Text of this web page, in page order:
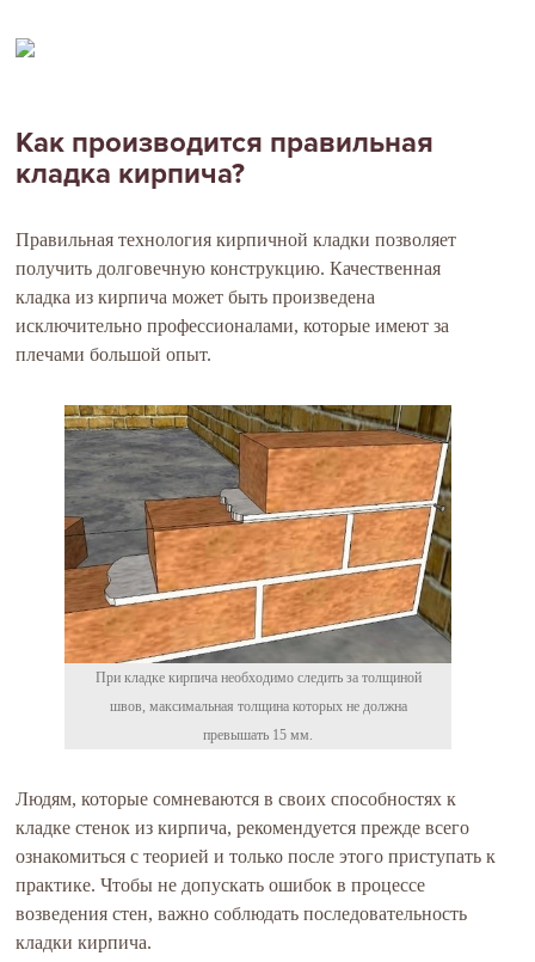
Как производится правильная
кладка кирпича?
Правильная технология кирпичной кладки позволяет
получить долговечную конструкцию. Качественная
кладка из кирпича может быть произведена
исключительно профессионалами, которые имеют за
плечами большой опыт.
При кладке кирпича необходимо следить за толщиной
швов, максимальная толщина которых не должна
превышать 15 мм.
Людям, которые сомневаются в своих способностях к
кладке стенок из кирпича, рекомендуется прежде всего
ознакомиться с теорией и только после этого приступать к
практике. Чтобы не допускать ошибок в процессе
возведения стен, важно соблюдать последовательность
кладки кирпича.